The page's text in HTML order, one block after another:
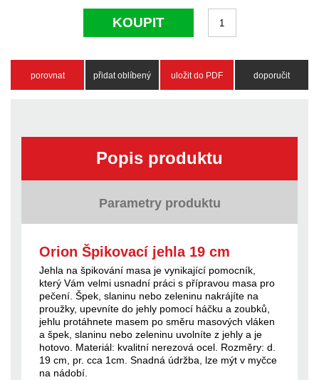
KOUPIT
porovnat přidat oblíbený uložit do PDF doporučit
Popis produktu
Parametry produktu
Orion Špikovací jehla 19 cm
Jehla na špikování masa je vynikající pomocník,
který Vám velmi usnadní práci s přípravou masa pro
pečení. Špek, slaninu nebo zeleninu nakrájíte na
proužky, upevníte do jehly pomocí háčku a zoubků,
jehlu protáhnete masem po směru masových vláken
a špek, slaninu nebo zeleninu uvolníte z jehly a je
hotovo. Materiál: kvalitní nerezová ocel. Rozměry: d.
19 cm, pr. cca 1cm. Snadná údržba, lze mýt v myčce
na nádobí.